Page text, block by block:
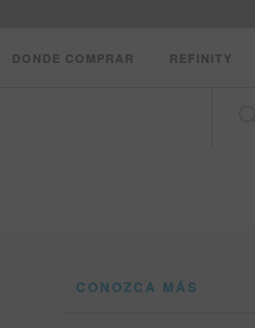
DONDE COMPRAR REFINITY
CONOZCA MÁS